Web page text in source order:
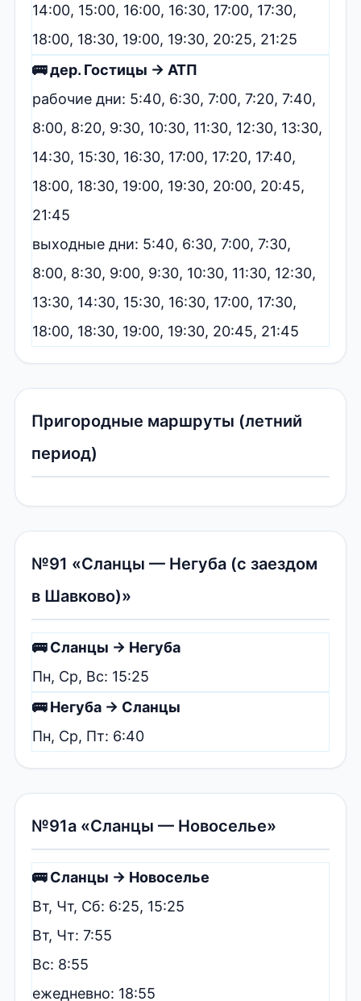
14:00, 15:00, 16:00, 16:30, 17:00, 17:30,
18:00, 18:30, 19:00, 19:30, 20:25, 21:25
🚌 дер. Гостицы → АТП
рабочие дни: 5:40, 6:30, 7:00, 7:20, 7:40,
8:00, 8:20, 9:30, 10:30, 11:30, 12:30, 13:30,
14:30, 15:30, 16:30, 17:00, 17:20, 17:40,
18:00, 18:30, 19:00, 19:30, 20:00, 20:45,
21:45
выходные дни: 5:40, 6:30, 7:00, 7:30,
8:00, 8:30, 9:00, 9:30, 10:30, 11:30, 12:30,
13:30, 14:30, 15:30, 16:30, 17:00, 17:30,
18:00, 18:30, 19:00, 19:30, 20:45, 21:45
Пригородные маршруты (летний
период)
№91 «Сланцы — Негуба (с заездом
в Шавково)»
🚌 Сланцы → Негуба
Пн, Ср, Вс: 15:25
🚌 Негуба → Сланцы
Пн, Ср, Пт: 6:40
№91а «Сланцы — Новоселье»
🚌 Сланцы → Новоселье
Вт, Чт, Сб: 6:25, 15:25
Вт, Чт: 7:55
Вс: 8:55
ежедневно: 18:55